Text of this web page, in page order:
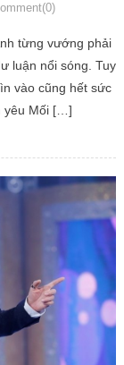
từng vướng phải
luận nổi sóng. Tuy
vào cũng hết sức
yêu Mối […]